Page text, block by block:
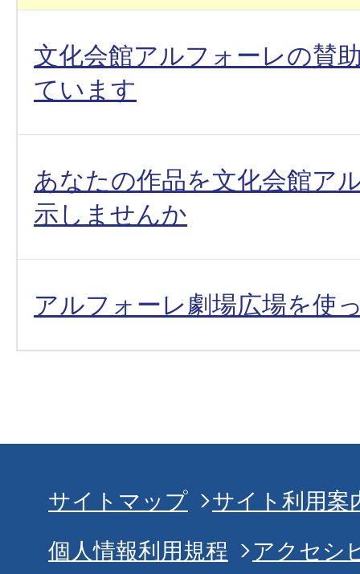
文化会館アルフォーレの賛
ています
あなたの作品を文化会館ア
示しませんか
アルフォーレ劇場広場を使
サイトマップ
サイト利用案
個人情報利用規程
アクセシ